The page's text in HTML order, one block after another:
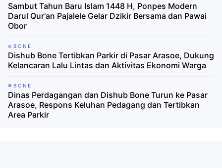
Sambut Tahun Baru Islam 1448 H, Ponpes Modern
Darul Qur'an Pajalele Gelar Dzikir Bersama dan Pawai
Obor
BONE
Dishub Bone Tertibkan Parkir di Pasar Arasoe, Dukung
Kelancaran Lalu Lintas dan Aktivitas Ekonomi Warga
BONE
Dinas Perdagangan dan Dishub Bone Turun ke Pasar
Arasoe, Respons Keluhan Pedagang dan Tertibkan
Area Parkir